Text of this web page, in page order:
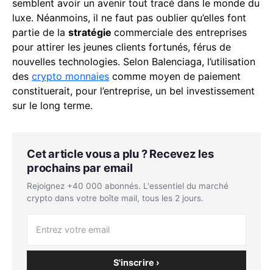
semblent avoir un avenir tout tracé dans le monde du
luxe. Néanmoins, il ne faut pas oublier qu’elles font
partie de la stratégie commerciale des entreprises
pour attirer les jeunes clients fortunés, férus de
nouvelles technologies. Selon Balenciaga, l’utilisation
des crypto monnaies comme moyen de paiement
constituerait, pour l’entreprise, un bel investissement
sur le long terme.
Cet article vous a plu ? Recevez les
prochains par email
Rejoignez +40 000 abonnés. L'essentiel du marché
crypto dans votre boîte mail, tous les 2 jours.
S'inscrire ›